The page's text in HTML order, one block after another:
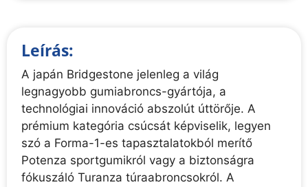
Leírás:
A japán Bridgestone jelenleg a világ
legnagyobb gumiabroncs-gyártója, a
technológiai innováció abszolút úttörője. A
prémium kategória csúcsát képviselik, legyen
szó a Forma-1-es tapasztalatokból merítő
Potenza sportgumikról vagy a biztonságra
fókuszáló Turanza túraabroncsokról. A